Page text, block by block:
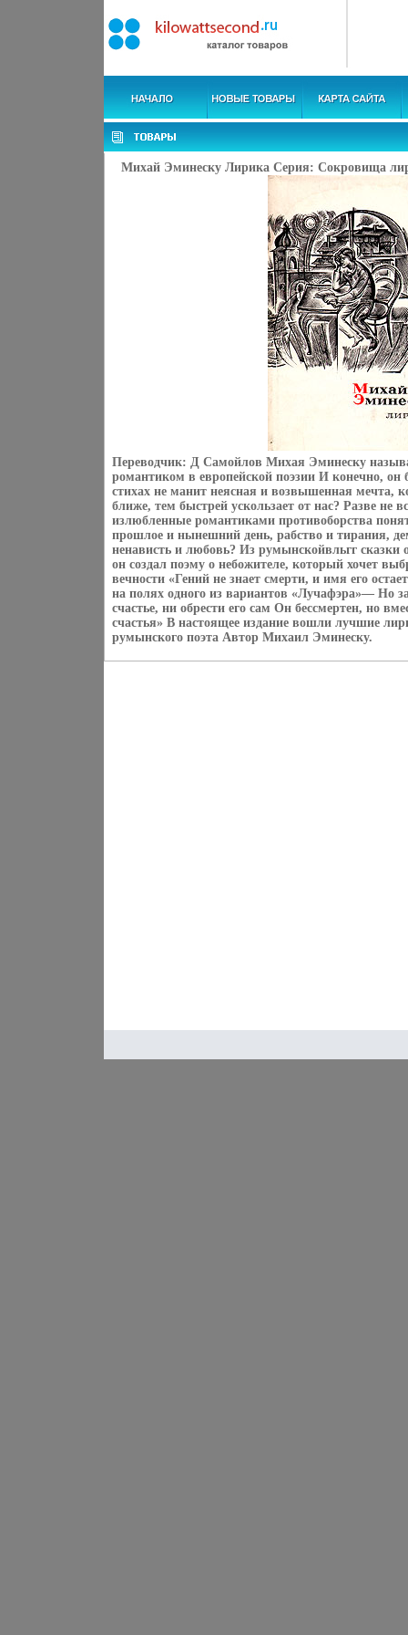
Михай Эминеску Лирика Серия: Сокровища
Переводчик: Д Самойлов Михая Эминеску
романтиком в европейской поэзии И конечно, он
стихах не манит неясная и возвышенная мечта,
ближе, тем быстрей ускользает от нас? Разве не
излюбленные романтиками противоборства
прошлое и нынешний день, рабство и тирания,
ненависть и любовь? Из румынскойвльгг сказки
он создал поэму о небожителе, который хочет
вечности «Гений не знает смерти, и имя его
на полях одного из вариантов «Лучафэра»— Но
счастье, ни обрести его сам Он бессмертен, но
счастья» В настоящее издание вошли лучшие
румынского поэта Автор Михаил Эминеску.